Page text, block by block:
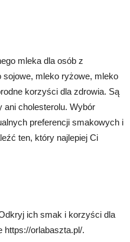
mleka dla osób z
sojowe, mleko ryżowe, mleko
korzyści dla zdrowia. Są
ani cholesterolu. Wybór
preferencji smakowych i
ten, który najlepiej Ci
ich smak i korzyści dla
https://orlabaszta.pl/.